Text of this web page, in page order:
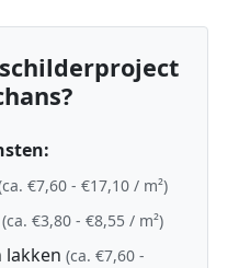
€7,60 - €17,10 / m²)
(ca. €3,80 - €8,55 / m²)
lakken (ca. €7,60 -